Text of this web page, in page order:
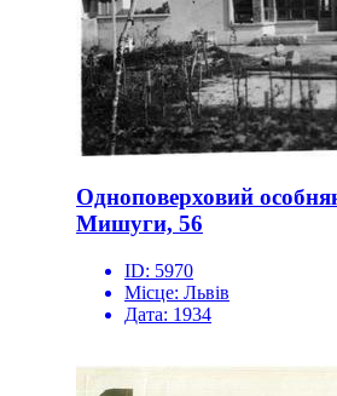
Одноповерховий
Мишуги, 56
ID: 5970
Місце: Львів
Дата: 1934